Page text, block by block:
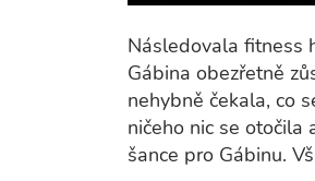
Následovala fitness
Gábina obezřetně
nehybně čekala, co
ničeho nic se
šance pro Gábinu.